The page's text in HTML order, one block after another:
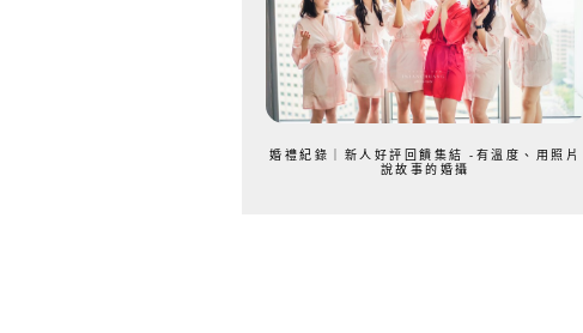
婚禮紀錄｜新人好評回饋集結 -有溫度、用照片
說故事的婚攝